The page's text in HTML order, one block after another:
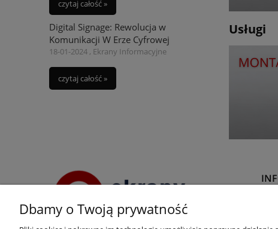
czytaj całość »
Digital Signage: Rewolucja w
Komunikacji W Erze Cyfrowej
18-01-2024 , Ekrany Informacyjne
czytaj całość »
Usługi
Dbamy o Twoją prywatność